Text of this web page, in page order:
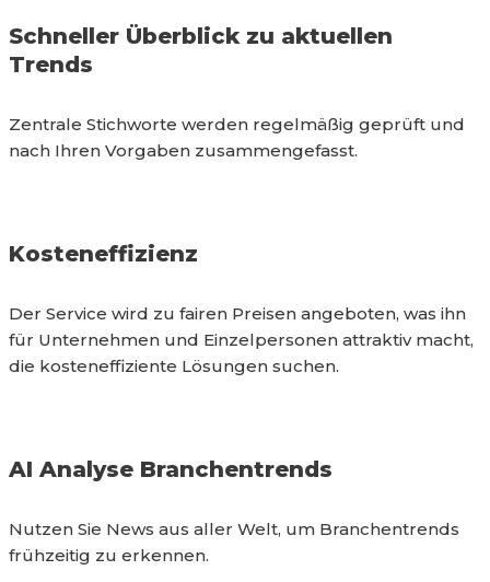
Schneller Überblick zu aktuellen
Trends
Zentrale Stichworte werden regelmäßig geprüft und
nach Ihren Vorgaben zusammengefasst.
Kosteneffizienz
Der Service wird zu fairen Preisen angeboten, was ihn
für Unternehmen und Einzelpersonen attraktiv macht,
die kosteneffiziente Lösungen suchen.
AI Analyse Branchentrends
Nutzen Sie News aus aller Welt, um Branchentrends
frühzeitig zu erkennen.